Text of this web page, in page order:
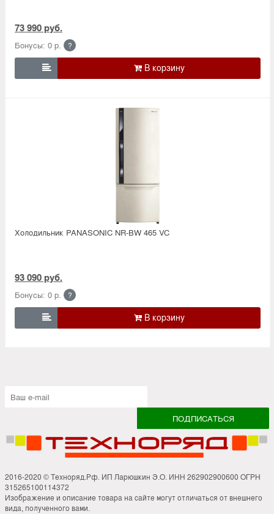
73 990 руб.
Бонусы: 0 р. ?

Холодильник PANASONIC NR-BW 465 VC
93 090 руб.
Бонусы: 0 р. ?

2016-2020 © Техноряд.Рф. ИП Ларюшкин Э.О. ИНН 262902900600 ОГРН
315265100114372
Изображение и описание товара на сайте могут отличаться от внешнего
вида, полученного вами.